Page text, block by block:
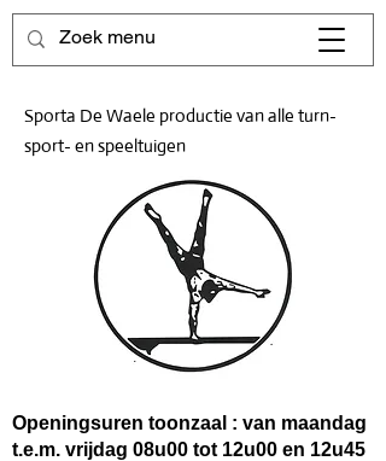
Sporta De Waele productie van alle turn-
sport- en speeltuigen
Openingsuren toonzaal : van maandag
t.e.m. vrijdag 08u00 tot 12u00 en 12u45